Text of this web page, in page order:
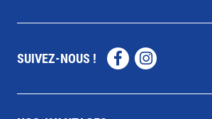
SUIVEZ-NOUS !